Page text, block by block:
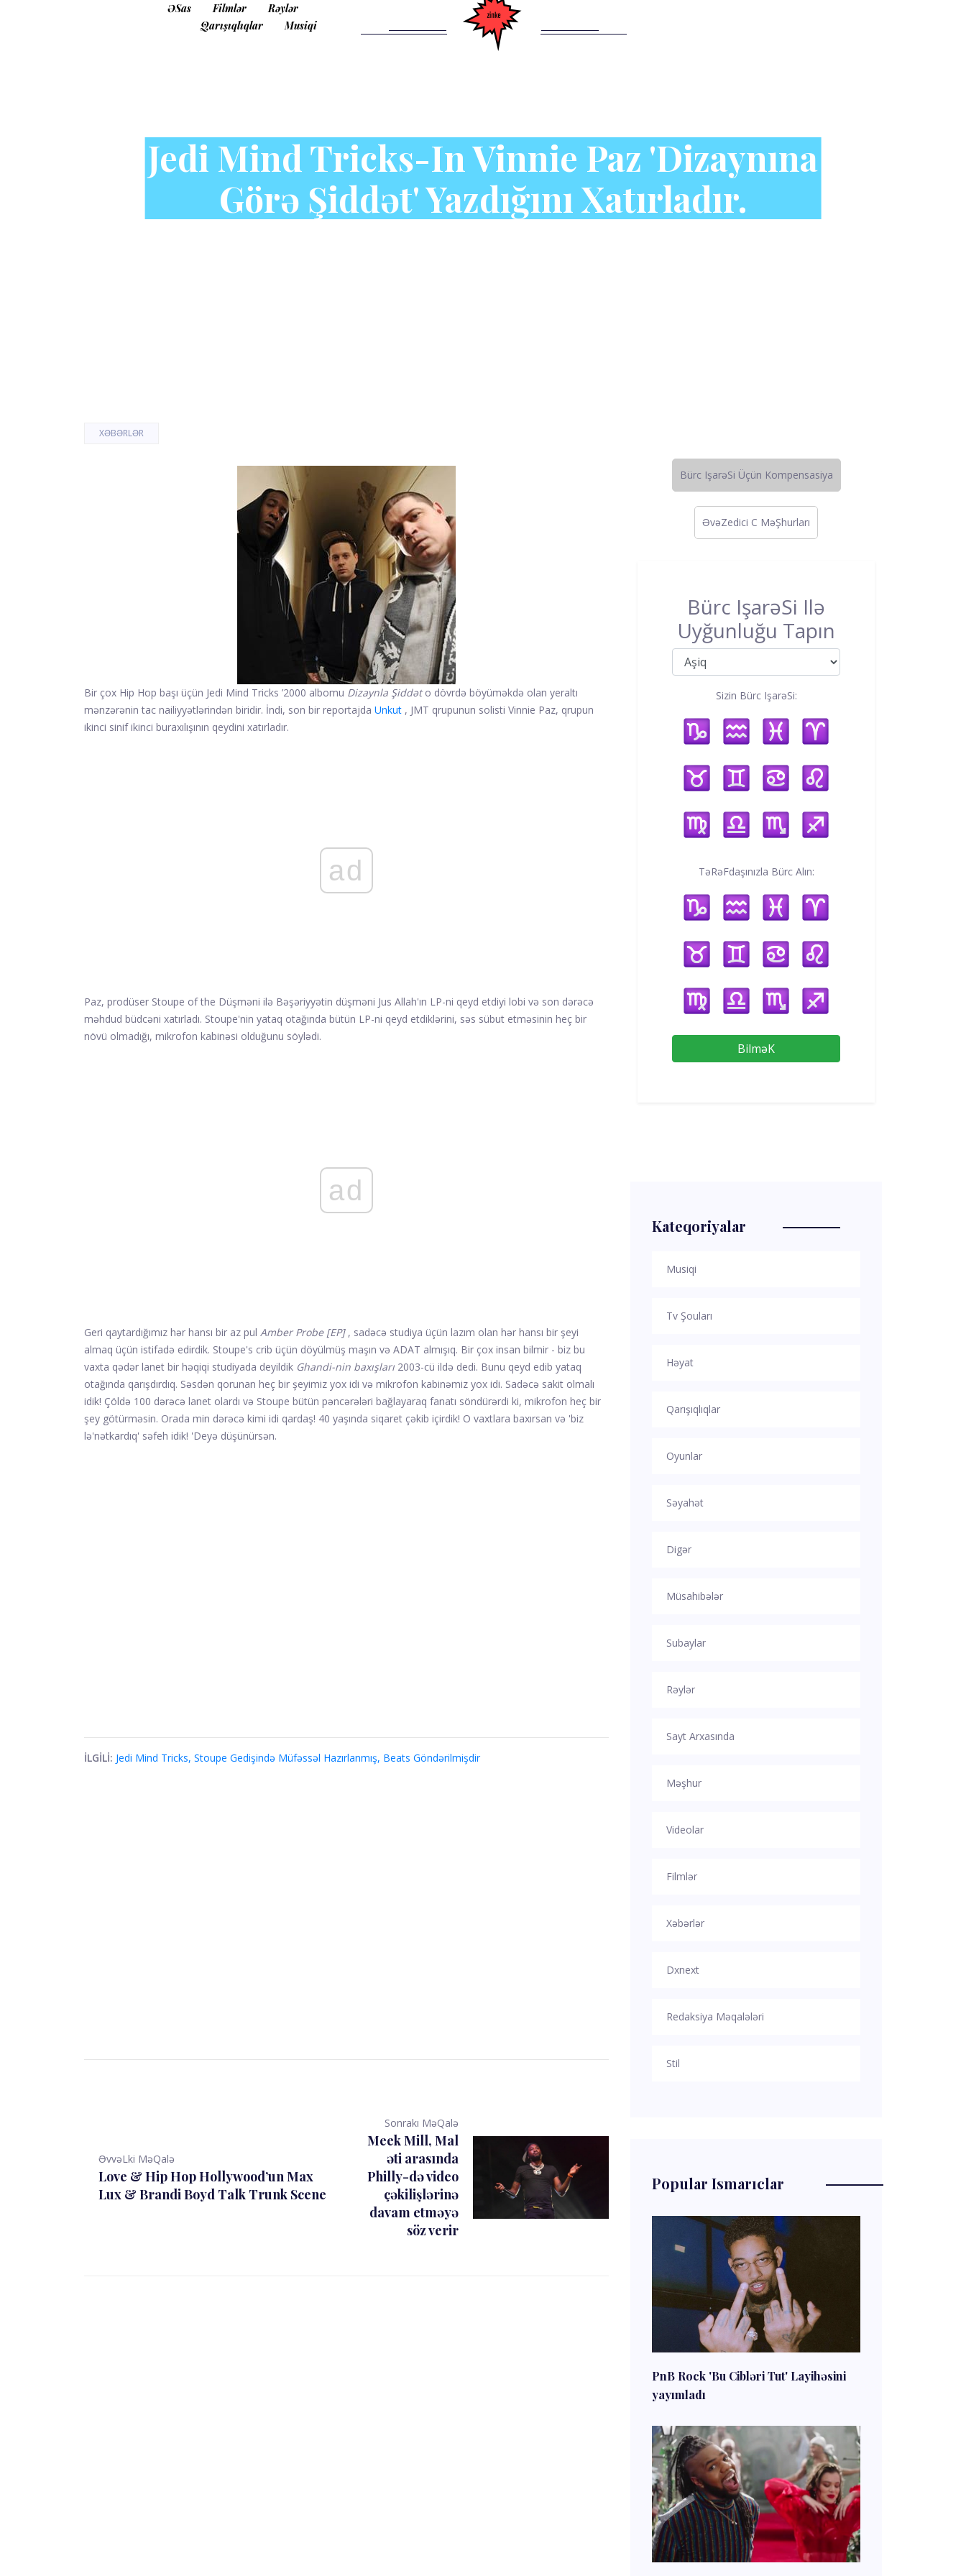
ƏSas Filmlər
Rəylər
Qarışıqlıqlar
Musiqi
Jedi Mind Tricks-In Vinnie Paz 'Dizaynına
Görə Şiddət' Yazdığını Xatırladır.
XƏBƏRLƏR
Bir çox Hip Hop başı üçün Jedi Mind Tricks ’2000 albomu Dizaynla Şiddəto dövrdə böyüməkdə olan yeraltı
mənzərənin tac nailiyyətlərindən biridir. İndi, son bir reportajda Unkut , JMT qrupunun solisti Vinnie Paz, qrupun
ikinci sinif ikinci buraxılışının qeydini xatırladır.
ad
Paz, prodüser Stoupe of the Düşməni ilə Bəşəriyyətin düşməni Jus Allah'ın LP-ni qeyd etdiyi lobi və son dərəcə
məhdud büdcəni xatırladı. Stoupe'nin yataq otağında bütün LP-ni qeyd etdiklərini, səs sübut etməsinin heç bir
növü olmadığı, mikrofon kabinəsi olduğunu söylədi.
ad
Geri qaytardığımız hər hansı bir az pul Amber Probe [EP], sadəcə studiya üçün lazım olan hər hansı bir şeyi
almaq üçün istifadə edirdik. Stoupe's crib üçün döyülmüş maşın və ADAT almışıq. Bir çox insan bilmir - biz bu
vaxta qədər lanet bir həqiqi studiyada deyildik Ghandi-nin baxışları 2003-cü ildə dedi. Bunu qeyd edib yataq
otağında qarışdırdıq. Səsdən qorunan heç bir şeyimiz yox idi və mikrofon kabinəmiz yox idi. Sadəcə sakit olmalı
idik! Çöldə 100 dərəcə lanet olardı və Stoupe bütün pəncərələri bağlayaraq fanatı söndürərdi ki, mikrofon heç bir
şey götürməsin. Orada min dərəcə kimi idi qardaş! 40 yaşında siqaret çəkib içirdik! O vaxtlara baxırsan və 'biz
lə'nətkardıq' səfeh idik! 'Deyə düşünürsən.
İLGİLİ: Jedi Mind Tricks, Stoupe Gedişində Müfəssəl Hazırlanmış, Beats Göndərilmişdir
ƏvvəLki MəQalə
Love & Hip Hop Hollywood’un Max
Lux & Brandi Boyd Talk Trunk Scene
Sonrakı MəQalə
Meek Mill, Mal
əti arasında
Philly-də video
çəkilişlərinə
davam etməyə
söz verir
Bürc IşarəSi Üçün Kompensasiya
ƏvəZedici C MəŞhurları
Bürc IşarəSi Ilə
Uyğunluğu Tapın
Sizin Bürc IşarəSi:
TəRəFdaşınızla Bürc Alın:
BilməK
Kateqoriyalar
Musiqi
Tv Şouları
Həyat
Qarışıqlıqlar
Oyunlar
Səyahət
Digər
Müsahibələr
Subaylar
Rəylər
Sayt Arxasında
Məşhur
Videolar
Filmlər
Xəbərlər
Dxnext
Redaksiya Məqalələri
Stil
Popular Ismarıclar
PnB Rock 'Bu Cibləri Tut' Layihəsini
yayımladı